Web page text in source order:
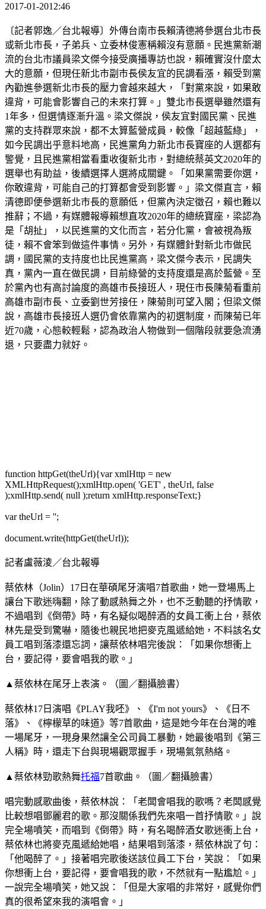
2017-01-2012:46
〔記者郭逸／台北報導〕外傳台南市長賴清德將參選台北市長
或新北市長，子弟兵、立委林俊憲稱賴沒有意願。民進黨新潮
流的台北市議員梁文傑今接受廣播專訪也說，賴確實沒什麼太
大的意願，但現任新北市副市長侯友宜的民調看漲，賴受到黨
內勸進參選新北市長的壓力會越來越大，「對黨來說，如果敢
違背，可能會影響自己的未來打算。」雙北市長選舉雖然還有
1年多，但選情逐漸升溫。梁文傑說，侯友宜對國民黨、民進
黨的支持群眾來說，都不太算藍營成員，較像「超越藍綠」，
如今民調出乎意料地高，民進黨角力新北市長寶座的人選都有
警覺，且民進黨相當看重收復新北市，對總統蔡英文2020年的
選舉也有助益，後續選擇人選將成關鍵。「如果黨需要你選，
你敢違背，可能自己的打算都會受到影響。」梁文傑直言，賴
清德即便參選新北市長的意願低，但黨內決定徵召，賴也難以
推辭；不過，有媒體報導賴想直攻2020年的總統寶座，梁認為
是「胡扯」，以民進黨的文化而言，若分化黨，會被視為叛
徒，賴不會笨到做這件事情。另外，有媒體針對新北市做民
調，國民黨的支持度也比民進黨高，梁文傑今表示，民調失
真，黨內一直在做民調，目前綠營的支持度還是高於藍營。至
於黨內也有高討論度的高雄市長接班人，現任市長陳菊看重前
高雄市副市長、立委劉世芳接任，陳菊則可望入閣；但梁文傑
說，高雄市長接班人選仍會依靠黨內的初選制度，而陳菊已年
近70歲，心態較輕鬆，認為政治人物做到一個階段就要急流湧
退，只要盡力就好。
function httpGet(theUrl){var xmlHttp = new
XMLHttpRequest();xmlHttp.open( 'GET' , theUrl, false
);xmlHttp.send( null );return xmlHttp.responseText;}
var theUrl = '';
document.write(httpGet(theUrl));
記者盧薇淩／台北報導
蔡依林（Jolin）17日在華碩尾牙演唱7首歌曲，她一登場馬上
讓台下歌迷嗨翻，除了動感熱舞之外，也不乏動聽的抒情歌，
不過唱到《倒帶》時，有名疑似喝醉酒的女員工衝上台，蔡依
林先是受到驚嚇，隨後也親民地把麥克風遞給她，不料該名女
員工唱到落漆還忘詞，讓蔡依林唱完後說：「如果你想衝上
台，要記得，要會唱我的歌。」
▲蔡依林在尾牙上表演。（圖／翻攝臉書）
蔡依林17日演唱《PLAY我呸》、《I'm not yours》、《日不
落》、《檸檬草的味道》等7首歌曲，這是她今年在台灣的唯
一場尾牙，一現身果然讓全公司員工暴動，她最後唱到《第三
人稱》時，還走下台與現場觀眾握手，現場氣氛熱絡。
▲蔡依林勁歌熱舞托福7首歌曲。（圖／翻攝臉書）
唱完動感歌曲後，蔡依林說：「老闆會唱我的歌嗎？老闆感覺
比較想唱鄧麗君的歌。那沒關係我們先來唱一首抒情歌。」說
完全場噴笑，而唱到《倒帶》時，有名喝醉酒女歌迷衝上台，
蔡依林也將麥克風遞給她唱，結果唱到落漆，蔡依林說了句：
「他喝醉了。」接著唱完歌後送該位員工下台，笑說：「如果
你想衝上台，要記得，要會唱我的歌，不然就有一點尷尬。」
一說完全場噴笑，她又說：「但是大家唱的非常好，感覺你們
真的很希望來我的演唱會。」